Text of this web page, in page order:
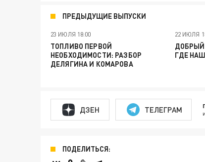
ПРЕДЫДУЩИЕ ВЫПУСКИ
23 ИЮЛЯ 18:00
ТОПЛИВО ПЕРВОЙ
НЕОБХОДИМОСТИ: РАЗБОР
ДЕЛЯГИНА И КОМАРОВА
22 ИЮЛЯ
ДОБРЫЙ
ГДЕ
ДЗЕН ТЕЛЕГРАМ
ПОДЕЛИТЬСЯ: